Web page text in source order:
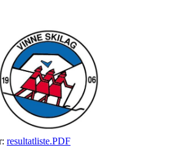
resultatliste.PDF